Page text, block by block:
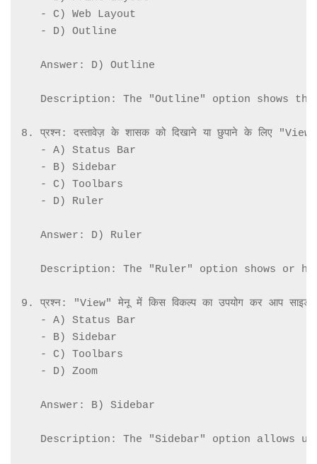
   - C) Web Layout
   - D) Outline
   Answer: D) Outline
Description: The "Outline" option shows
8. प्रश्न: दस्तावेज़ के शासक को दिखाने या छुपाने के लिए
   - A) Status Bar
   - B) Sidebar
   - C) Toolbars
   - D) Ruler
   Answer: D) Ruler
Description: The "Ruler" option shows or
9. प्रश्न: "View" मेनू में किस विकल्प का उपयोग कर आप
   - A) Status Bar
   - B) Sidebar
   - C) Toolbars
   - D) Zoom
   Answer: B) Sidebar
Description: The "Sidebar" option allows